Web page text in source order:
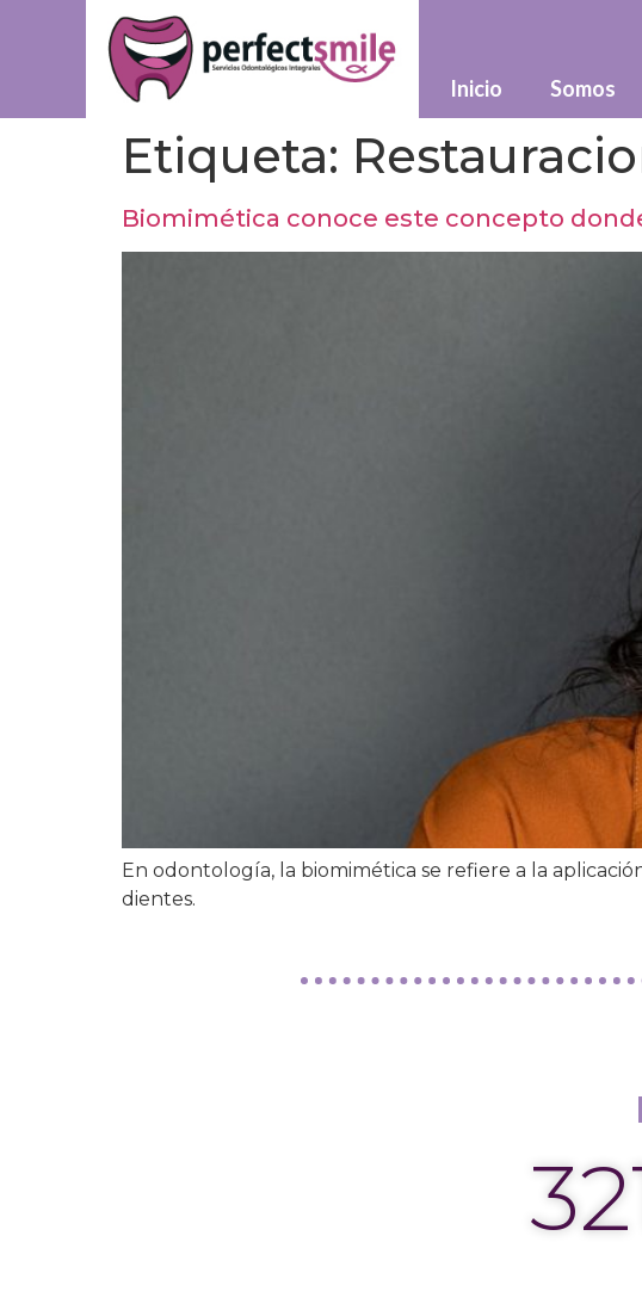
Inicio Somos
Etiqueta:
Biomimética conoce este concepto
En odontología, la biomimética se refiere a la
dientes.